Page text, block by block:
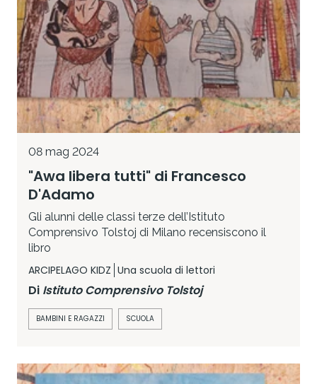
08 mag 2024
"Awa libera tutti" di Francesco
D'Adamo
Gli alunni delle classi terze dell’Istituto
Comprensivo Tolstoj di Milano recensiscono il
libro
ARCIPELAGO KIDZ Una scuola di lettori
Di Istituto Comprensivo Tolstoj
BAMBINI E RAGAZZI SCUOLA